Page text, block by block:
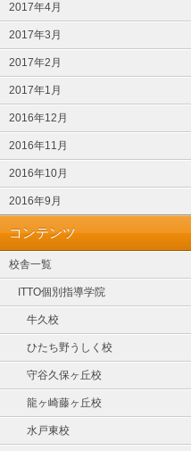
2017年4月
2017年3月
2017年2月
2017年1月
2016年12月
2016年11月
2016年10月
2016年9月
コンテンツ
校舎一覧
ITTO個別指導学院
牛久校
ひたち野うしく校
守谷久保ヶ丘校
龍ヶ崎藤ヶ丘校
水戸東校